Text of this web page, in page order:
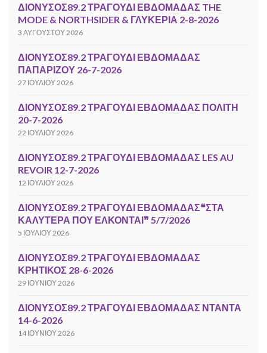
ΔΙΟΝΥΣΟΣ89.2 ΤΡΑΓΟΥΔΙ ΕΒΔΟΜΑΔΑΣ THE
MODE & NORTHSIDER & ΓΛΥΚΕΡΙΑ 2-8-2026
3 ΑΥΓΟΎΣΤΟΥ 2026
ΔΙΟΝΥΣΟΣ89.2 ΤΡΑΓΟΥΔΙ ΕΒΔΟΜΑΔΑΣ
ΠΑΠΑΡΙΖΟΥ 26-7-2026
27 ΙΟΥΛΊΟΥ 2026
ΔΙΟΝΥΣΟΣ89.2 ΤΡΑΓΟΥΔΙ ΕΒΔΟΜΑΔΑΣ ΠΟΛΙΤΗ
20-7-2026
22 ΙΟΥΛΊΟΥ 2026
ΔΙΟΝΥΣΟΣ89.2 ΤΡΑΓΟΥΔΙ ΕΒΔΟΜΑΔΑΣ LES AU
REVOIR 12-7-2026
12 ΙΟΥΛΊΟΥ 2026
ΔΙΟΝΥΣΟΣ89.2 ΤΡΑΓΟΥΔΙ ΕΒΔΟΜΑΔΑΣ❝ΣΤΑ
ΚΑΛΥΤΕΡΑ ΠΟΥ ΕΛΚΟΝΤΑΙ❞ 5/7/2026
5 ΙΟΥΛΊΟΥ 2026
ΔΙΟΝΥΣΟΣ89.2 ΤΡΑΓΟΥΔΙ ΕΒΔΟΜΑΔΑΣ
ΚΡΗΤΙΚΟΣ 28-6-2026
29 ΙΟΥΝΊΟΥ 2026
ΔΙΟΝΥΣΟΣ89.2 ΤΡΑΓΟΥΔΙ ΕΒΔΟΜΑΔΑΣ ΝΤΑΝΤΑ
14-6-2026
14 ΙΟΥΝΊΟΥ 2026